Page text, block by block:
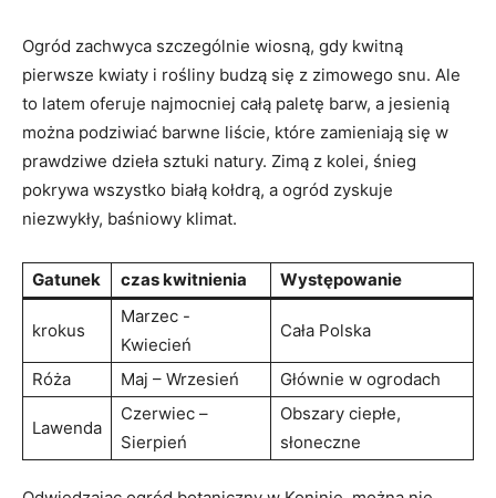
Ogród zachwyca szczególnie wiosną, gdy kwitną
pierwsze kwiaty i rośliny‌ budzą się z zimowego⁣ snu. Ale
to latem oferuje‍ najmocniej całą paletę barw, a jesienią‍
można podziwiać⁢ barwne ‌liście, które zamieniają się w⁤
prawdziwe⁤ dzieła​ sztuki natury. ​Zimą⁢ z kolei, śnieg
⁢pokrywa wszystko białą kołdrą, a ogród zyskuje
niezwykły, baśniowy klimat.
Gatunek czas‌ kwitnienia Występowanie
krokus
Marzec ‍-
Kwiecień
Cała Polska
Róża Maj – Wrzesień Głównie w⁣ ogrodach
Lawenda
Czerwiec –
Sierpień
Obszary ciepłe,
‍słoneczne